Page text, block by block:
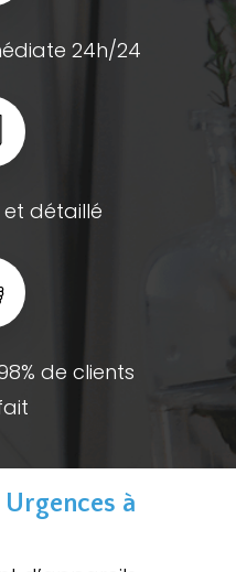
24h/24
détaillé
de clients
à